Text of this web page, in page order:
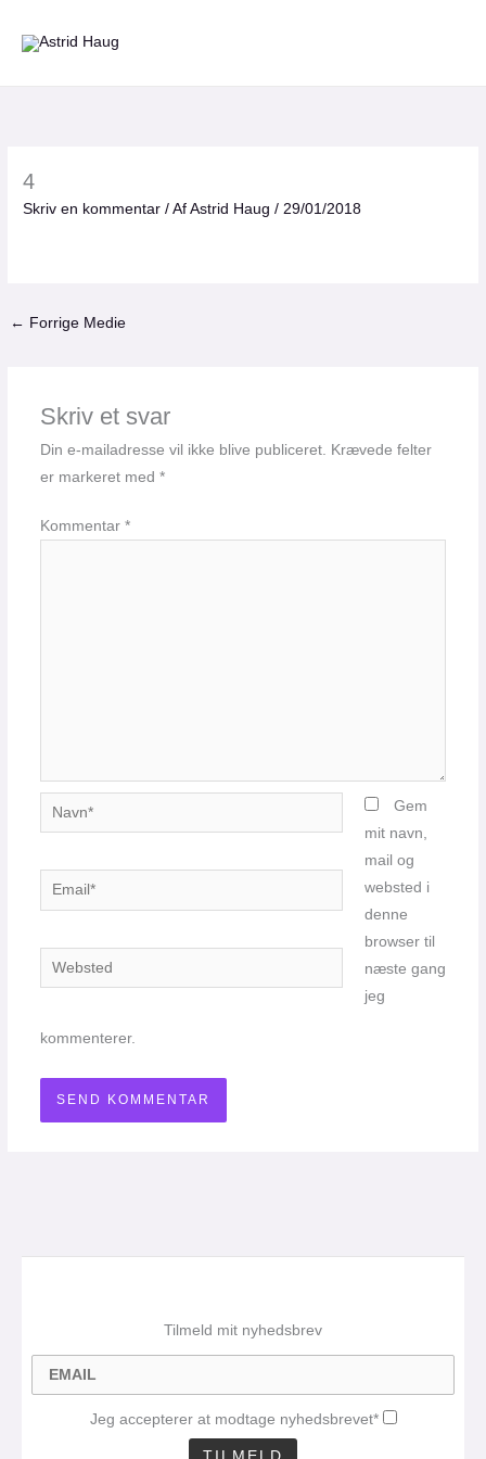
4
Skriv en kommentar / AfAstrid Haug/29/01/2018
← Forrige Medie
Skriv et svar
Din e-mailadresse vil ikke blive publiceret. Krævede felter
er markeret med *
Kommentar *
Navn*
Email*
Websted
Gem
mit navn,
mail og
websted i
denne
browser til
næste gang
jeg
kommenterer.
Tilmeld mit nyhedsbrev
Jeg accepterer at modtage nyhedsbrevet*